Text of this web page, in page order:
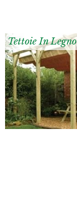
Tettoie In Legno